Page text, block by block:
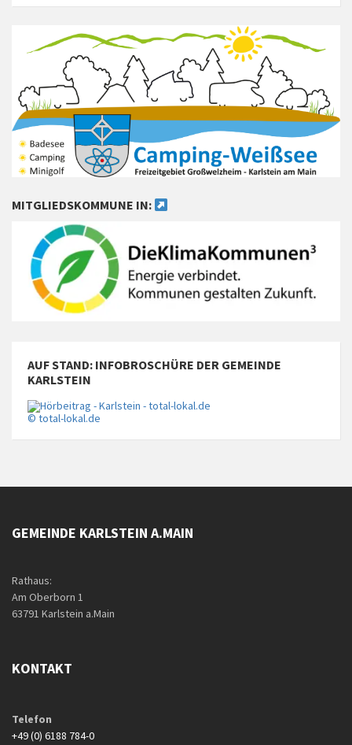
MITGLIEDSKOMMUNE IN:
AUF STAND: INFOBROSCHÜRE DER GEMEINDE
KARLSTEIN
© total-lokal.de
GEMEINDE KARLSTEIN A.MAIN
Rathaus:
Am Oberborn 1
63791 Karlstein a.Main
KONTAKT
Telefon
+49 (0) 6188 784-0